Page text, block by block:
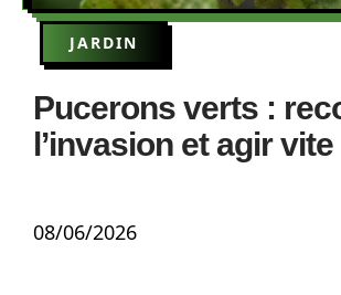
JARDIN
Pucerons verts :
l’invasion et agir vite
08/06/2026